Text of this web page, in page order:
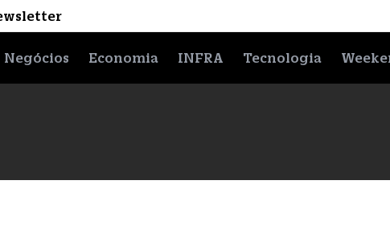
Negócios Economia INFRA Tecnologia